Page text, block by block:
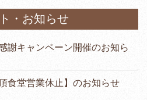
・お知らせ
謝キャンペーン開催のお知ら
食堂営業休止】のお知らせ